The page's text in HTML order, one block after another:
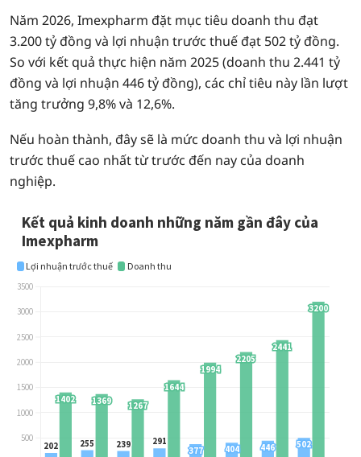
Năm 2026, Imexpharm đặt mục tiêu doanh thu đạt
3.200 tỷ đồng và lợi nhuận trước thuế đạt 502 tỷ đồng.
So với kết quả thực hiện năm 2025 (doanh thu 2.441 tỷ
đồng và lợi nhuận 446 tỷ đồng), các chỉ tiêu này lần lượt
tăng trưởng 9,8% và 12,6%.
Nếu hoàn thành, đây sẽ là mức doanh thu và lợi nhuận
trước thuế cao nhất từ trước đến nay của doanh
nghiệp.